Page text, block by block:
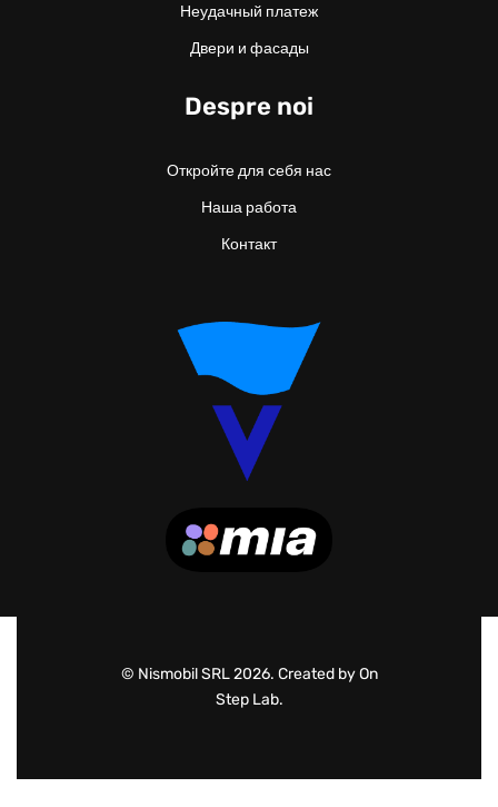
Неудачный платеж
Двери и фасады
Despre noi
Откройте для себя нас
Наша работа
Контакт
© Nismobil SRL 2026. Created by On
Step Lab.